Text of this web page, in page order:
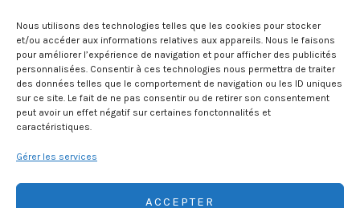
Nous utilisons des technologies telles que les cookies pour stocker
et/ou accéder aux informations relatives aux appareils. Nous le faisons
pour améliorer l’expérience de navigation et pour afficher des publicités
personnalisées. Consentir à ces technologies nous permettra de traiter
des données telles que le comportement de navigation ou les ID uniques
sur ce site. Le fait de ne pas consentir ou de retirer son consentement
peut avoir un effet négatif sur certaines fonctonnalités et
caractéristiques.
Gérer les services
ACCEPTER
CORSE /
Gato Montés – Tome 3 –
A Corsica